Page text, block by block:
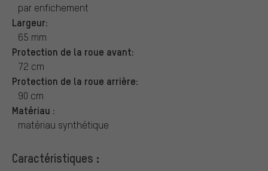
par enfichement
Largeur:
65 mm
Protection de la roue avant:
72 cm
Protection de la roue arrière:
90 cm
Matériau :
matériau synthétique
Caractéristiques :